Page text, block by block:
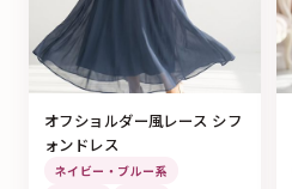
オフショルダー風レース シフ
ォンドレス
ネイビー・ブルー系